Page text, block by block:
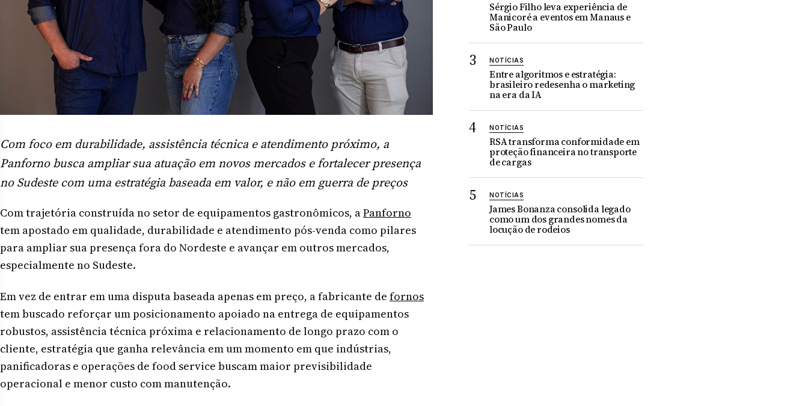
Com foco em durabilidade, assistência técnica e atendimento próximo, a
Panforno busca ampliar sua atuação em novos mercados e fortalecer presença
no Sudeste com uma estratégia baseada em valor, e não em guerra de preços
Com trajetória construída no setor de equipamentos gastronômicos, aPanforno
tem apostado em qualidade, durabilidade e atendimento pós-venda como pilares
para ampliar sua presença fora do Nordeste e avançar em outros mercados,
especialmente no Sudeste.
Em vez de entrar em uma disputa baseada apenas em preço, a fabricante de fornos
tem buscado reforçar um posicionamento apoiado na entrega de equipamentos
robustos, assistência técnica próxima e relacionamento de longo prazo com o
cliente, estratégia que ganha relevância em um momento em que indústrias,
panificadoras e operações de food service buscam maior previsibilidade
operacional e menor custo com manutenção.
Sérgio Filho leva experiência de
Manicoré a eventos em Manaus e
São Paulo
NOTÍCIAS
Entre algoritmos e estratégia:
brasileiro redesenha o marketing
na era da IA
NOTÍCIAS
RSA transforma conformidade em
proteção financeira no transporte
de cargas
NOTÍCIAS
James Bonanza consolida legado
como um dos grandes nomes da
locução de rodeios